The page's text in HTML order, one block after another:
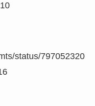
status/797052320